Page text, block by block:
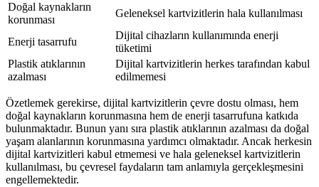
Doğal kaynakların
korunması
Geleneksel kartvizitlerin hala kullanılması
Enerji tasarrufu
Dijital cihazların kullanımında enerji
tüketimi
Plastik atıklarının
azalması
Dijital kartvizitlerin herkes tarafından kabul
edilmemesi
Özetlemek gerekirse, dijital kartvizitlerin çevre dostu olması, hem
doğal kaynakların korunmasına hem de enerji tasarrufuna katkıda
bulunmaktadır. Bunun yanı sıra plastik atıklarının azalması da doğal
yaşam alanlarının korunmasına yardımcı olmaktadır. Ancak herkesin
dijital kartvizitleri kabul etmemesi ve hala geleneksel kartvizitlerin
kullanılması, bu çevresel faydaların tam anlamıyla gerçekleşmesini
engellemektedir.